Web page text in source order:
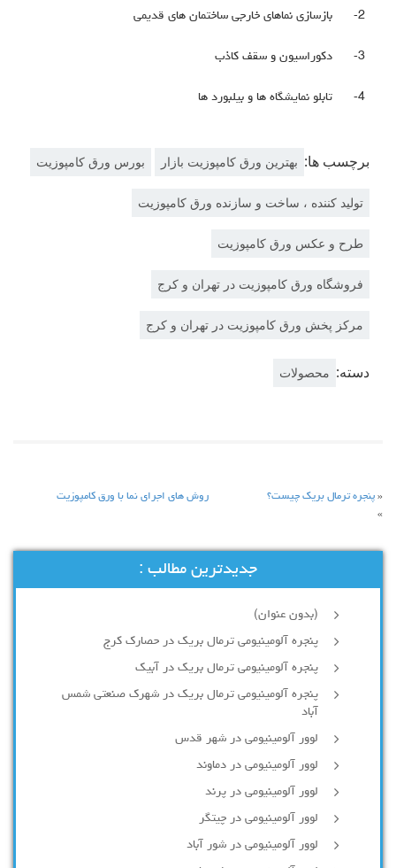
2- بازسازی نماهای خارجی ساختمان های قدیمی
3- دکوراسیون و سقف کاذب
4- تابلو نمایشگاه ها و بیلبورد ها
برچسب ها: بهترین ورق کامپوزیت بازار بورس ورق کامپوزیت
تولید کننده ، ساخت و سازنده ورق کامپوزیت
طرح و عکس ورق کامپوزیت
فروشگاه ورق کامپوزیت در تهران و کرج
مرکز پخش ورق کامپوزیت در تهران و کرج
دسته: محصولات
« پنجره ترمال بریک چیست؟
روش های اجرای نما با ورق کامپوزیت
»
جدیدترین مطالب :
(بدون عنوان)
پنجره آلومینیومی ترمال بریک در حصارک کرج
پنجره آلومینیومی ترمال بریک در آبیک
پنجره آلومینیومی ترمال بریک در شهرک صنعتی شمس
آباد
لوور آلومینیومی در شهر قدس
لوور آلومینیومی در دماوند
لوور آلومینیومی در پرند
لوور آلومینیومی در چیتگر
لوور آلومینیومی در شور آباد